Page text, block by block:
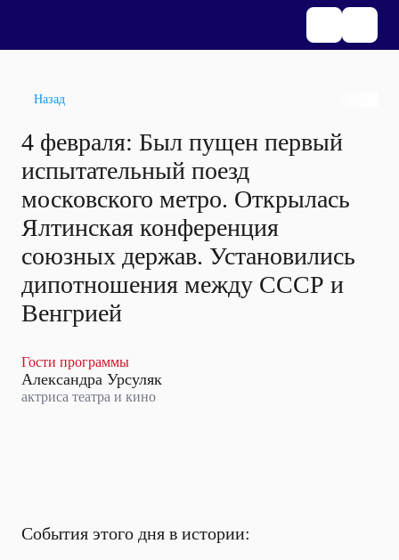
Назад
4 февраля: Был пущен первый
испытательный поезд
московского метро. Открылась
Ялтинская конференция
союзных держав. Установились
дипотношения между СССР и
Венгрией
Гости программы
Александра Урсуляк
актриса театра и кино
События этого дня в истории: